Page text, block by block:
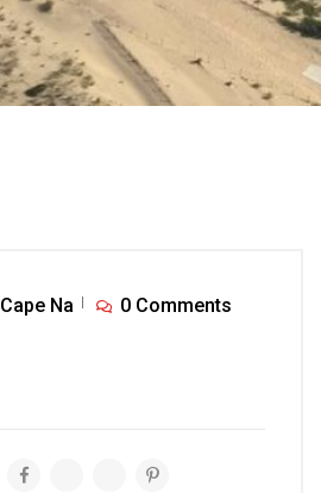
Cape Na 0 Comments